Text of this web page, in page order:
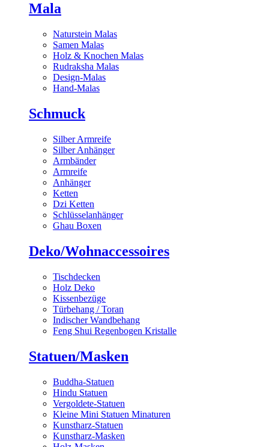
Mala
Naturstein Malas
Samen Malas
Holz & Knochen Malas
Rudraksha Malas
Design-Malas
Hand-Malas
Schmuck
Silber Armreife
Silber Anhänger
Armbänder
Armreife
Anhänger
Ketten
Dzi Ketten
Schlüsselanhänger
Ghau Boxen
Deko/Wohnaccessoires
Tischdecken
Holz Deko
Kissenbezüge
Türbehang / Toran
Indischer Wandbehang
Feng Shui Regenbogen Kristalle
Statuen/Masken
Buddha-Statuen
Hindu Statuen
Vergoldete-Statuen
Kleine Mini Statuen Minaturen
Kunstharz-Statuen
Kunstharz-Masken